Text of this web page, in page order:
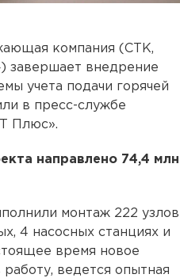
компания (СТК,
) завершает внедрение
учета подачи горячей
в пресс-службе
Плюс».
направлено 74,4 млн
монтаж 222 узлов
4 насосных станциях и
время новое
ведется опытная